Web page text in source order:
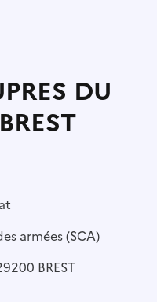
DU
armées (SCA)
BREST